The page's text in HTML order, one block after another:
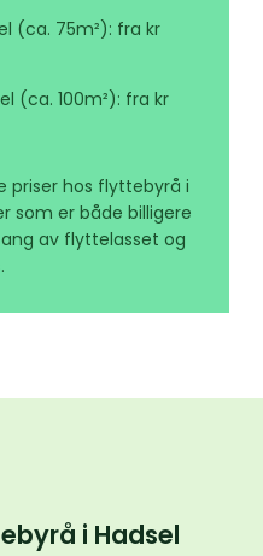
(ca. 75m²): fra kr
(ca. 100m²): fra kr
priser hos flyttebyrå i
som er både billigere
av flyttelasset og
i Hadsel